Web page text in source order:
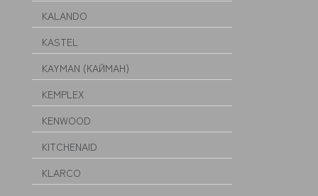
KALANDO
KASTEL
KAYMAN (КАЙМАН)
KEMPLEX
KENWOOD
KITCHENAID
KLARCO